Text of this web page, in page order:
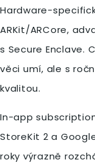
Hardware-
ARKit/ARCore,
s Secure Enclave.
věci umí, ale s
kvalitou.
In-app
StoreKit 2 a
roky výrazně